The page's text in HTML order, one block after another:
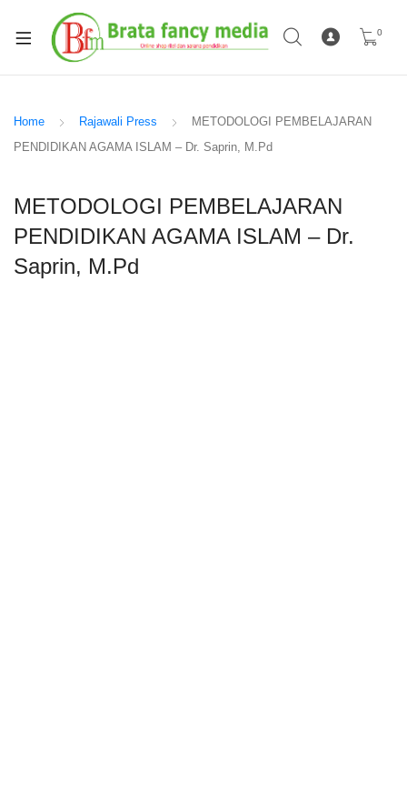
0
Home Rajawali Press
METODOLOGI PEMBELAJARAN
PENDIDIKAN AGAMA ISLAM – Dr. Saprin, M.Pd
METODOLOGI PEMBELAJARAN
PENDIDIKAN AGAMA ISLAM – Dr.
Saprin, M.Pd